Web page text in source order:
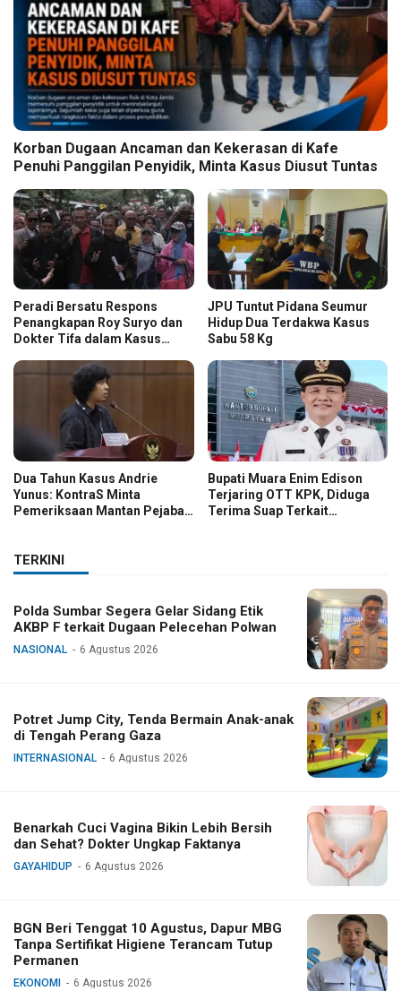
Korban Dugaan Ancaman dan Kekerasan di Kafe
Penuhi Panggilan Penyidik, Minta Kasus Diusut Tuntas
Peradi Bersatu Respons
Penangkapan Roy Suryo dan
Dokter Tifa dalam Kasus
JPU Tuntut Pidana Seumur
Hidup Dua Terdakwa Kasus
Sabu 58 Kg
Dua Tahun Kasus Andrie
Yunus: KontraS Minta
Pemeriksaan Mantan Pejabat
Bupati Muara Enim Edison
Terjaring OTT KPK, Diduga
Terima Suap Terkait
TERKINI
Polda Sumbar Segera Gelar Sidang Etik
AKBP F terkait Dugaan Pelecehan Polwan
NASIONAL 6 Agustus 2026
Potret Jump City, Tenda Bermain Anak-anak
di Tengah Perang Gaza
INTERNASIONAL 6 Agustus 2026
Benarkah Cuci Vagina Bikin Lebih Bersih
dan Sehat? Dokter Ungkap Faktanya
GAYAHIDUP 6 Agustus 2026
BGN Beri Tenggat 10 Agustus, Dapur MBG
Tanpa Sertifikat Higiene Terancam Tutup
Permanen
EKONOMI 6 Agustus 2026